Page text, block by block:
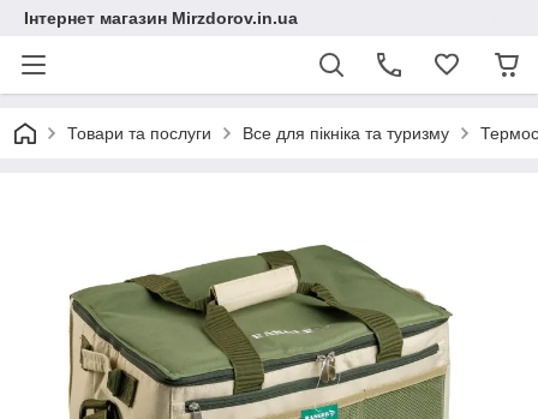
Інтернет магазин Mirzdorov.in.ua
Товари та послуги Все для пікніка та туризму